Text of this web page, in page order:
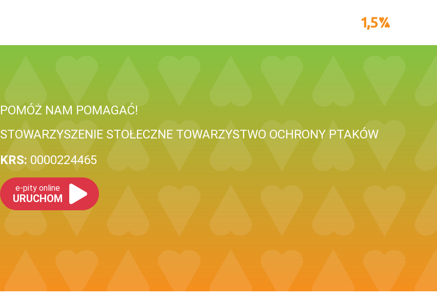
POMÓŻ NAM POMAGAĆ!
STOWARZYSZENIE STOŁECZNE TOWARZYSTWO OCHRONY PTAKÓW
KRS: 0000224465
e-pity online
URUCHOM